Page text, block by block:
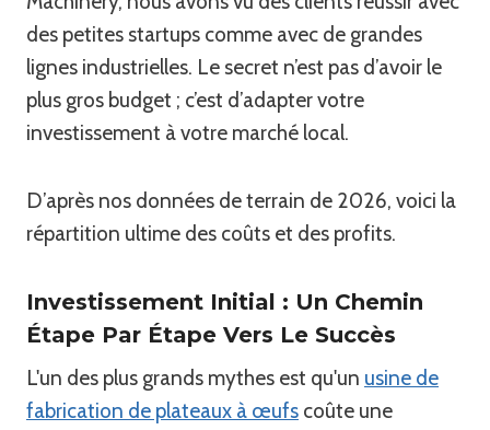
des petites startups comme avec de grandes
lignes industrielles. Le secret n’est pas d’avoir le
plus gros budget ; c’est d’adapter votre
investissement à votre marché local.
D’après nos données de terrain de 2026, voici la
répartition ultime des coûts et des profits.
Investissement Initial : Un Chemin
Étape Par Étape Vers Le Succès
L'un des plus grands mythes est qu'un usine de
fabrication de plateaux à œufs coûte une